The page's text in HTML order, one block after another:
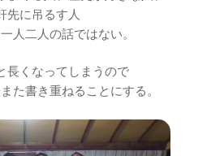
先に吊るす人
人二人の話ではない。
長くなってしまうので
た書き重ねることにする。